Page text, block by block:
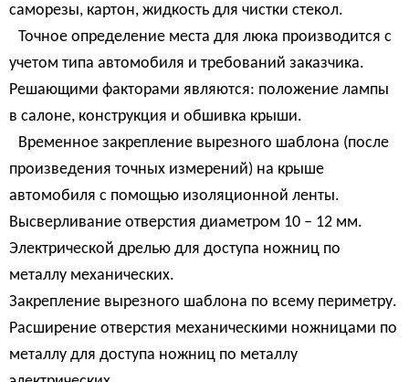
саморезы, картон, жидкость для чистки стекол.
Точное определение места для люка производится с
учетом типа автомобиля и требований заказчика.
Решающими факторами являются: положение лампы
в салоне, конструкция и обшивка крыши.
Временное закрепление вырезного шаблона (после
произведения точных измерений) на крыше
автомобиля с помощью изоляционной ленты.
Высверливание отверстия диаметром 10 – 12 мм.
Электрической дрелью для доступа ножниц по
металлу механических.
Закрепление вырезного шаблона по всему периметру.
Расширение отверстия механическими ножницами по
металлу для доступа ножниц по металлу